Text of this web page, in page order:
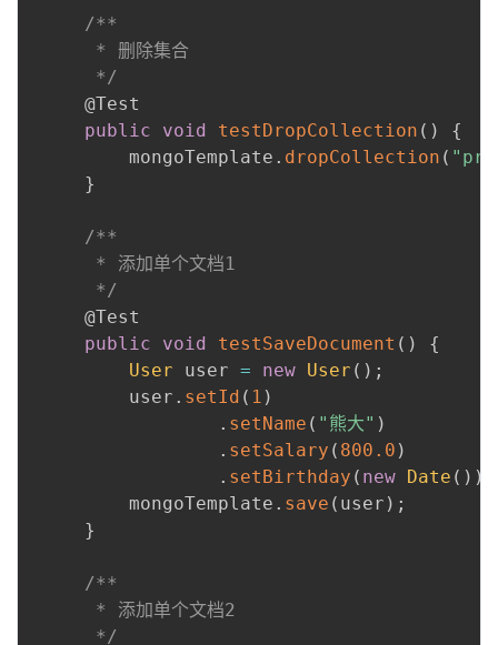
/**
      * 删除集合
      */
@Test
public
void testDropCollection ( )
{
         mongoTemplate
. dropCollection (
}
/**
      * 添加单个文档1
      */
@Test
public
void testSaveDocument ( )
{
User user = new User ( ) ;
         user
. setId ( 1 )
. setName ( "熊大" )
. setSalary ( 800.0 )
. setBirthday ( new Date ( ) )
         mongoTemplate
. save ( user ) ;
}
/**
      * 添加单个文档2
      */